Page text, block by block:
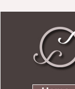
contenuti.
Strumenti
personali